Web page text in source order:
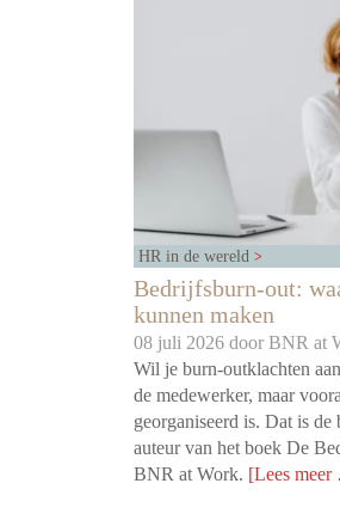
HR in de wereld
Bedrijfsburn-out:
kunnen maken
08 juli 2026 door BNR at
Wil je burn-outklachten
de medewerker, maar
georganiseerd is. Dat is
auteur van het boek De
BNR at Work. [Lees